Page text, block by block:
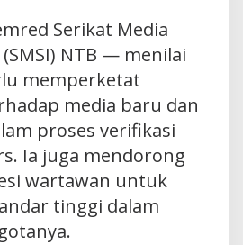
Serikat Media
NTB — menilai
memperketat
media baru dan
proses verifikasi
Ia juga mendorong
wartawan untuk
tinggi dalam